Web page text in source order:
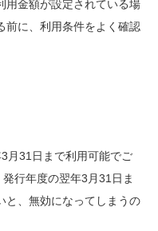
用金額が設定されている場
前に、利用条件をよく確認
月31日まで利用可能でご
行年度の翌年3月31日ま
と、無効になってしまうの